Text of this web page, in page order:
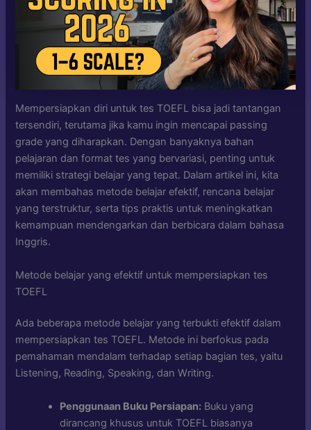
Mempersiapkan diri untuk tes TOEFL bisa jadi tantangan
tersendiri, terutama jika kamu ingin mencapai passing
grade yang diharapkan. Dengan banyaknya bahan
pelajaran dan format tes yang bervariasi, penting untuk
memiliki strategi belajar yang tepat. Dalam artikel ini, kita
akan membahas metode belajar efektif, rencana belajar
yang terstruktur, serta tips praktis untuk meningkatkan
kemampuan mendengarkan dan berbicara dalam bahasa
Inggris.
Metode belajar yang efektif untuk mempersiapkan tes
TOEFL
Ada beberapa metode belajar yang terbukti efektif dalam
mempersiapkan tes TOEFL. Metode ini berfokus pada
pemahaman mendalam terhadap setiap bagian tes, yaitu
Listening, Reading, Speaking, dan Writing.
Penggunaan Buku Persiapan: Buku yang
dirancang khusus untuk TOEFL biasanya